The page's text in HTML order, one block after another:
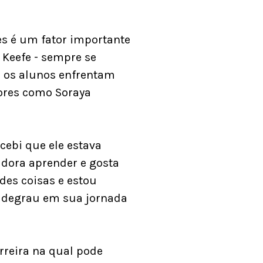
é um fator importante
- sempre se
alunos enfrentam
como Soraya
que ele estava
aprender e gosta
coisas e estou
em sua jornada
na qual pode